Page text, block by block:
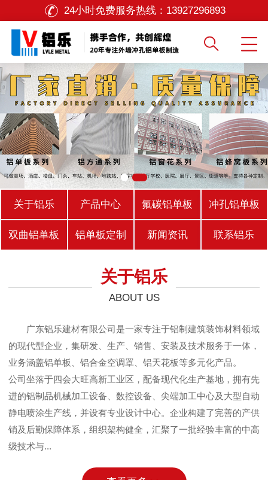
24小时免费服务热线： 13927296893
关于铝乐 产品中心 氟碳铝单板 冲孔铝单板
双曲铝单板 铝单板定制 新闻资讯 联系铝乐
关于铝乐
ABOUT US
广东铝乐建材有限公司是一家专注于铝制建筑装饰材料领域
的现代型企业，集研发、生产、销售、安装及技术服务于一体，
业务涵盖铝单板、铝合金空调罩、铝天花板等多元化产品。
公司坐落于四会大旺高新工业区，配备现代化生产基地，拥有先
进的铝制品机械加工设备、数控设备、尖端加工中心及大型自动
静电喷涂生产线，并设有专业设计中心。企业构建了完善的产供
销及后勤保障体系，组织架构健全，汇聚了一批经验丰富的中高
级技术与...